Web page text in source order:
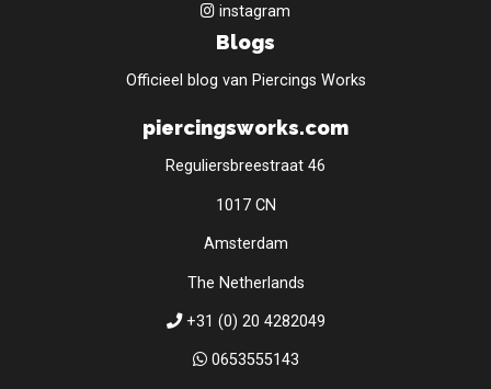
instagram
Blogs
Officieel blog van Piercings Works
piercingsworks.com
Reguliersbreestraat 46
1017 CN
Amsterdam
The Netherlands
+31 (0) 20 4282049
0653555143